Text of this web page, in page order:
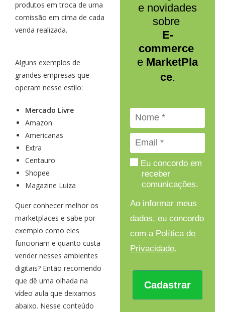
produtos em troca de uma
comissão em cima de cada
venda realizada.
Alguns exemplos de
grandes empresas que
operam nesse estilo:
Mercado Livre
Amazon
Americanas
Extra
Centauro
Shopee
Magazine Luiza
Quer conhecer melhor os
marketplaces e sabe por
exemplo como eles
funcionam e quanto custa
vender nesses ambientes
digitais? Então recomendo
que dê uma olhada na
vídeo aula que deixamos
abaixo. Nesse conteúdo
e novidades
sobre
E-
commerce
e MarketPla
ce.
Eu concordo em
receber
comunicações.
Ao informar meus
dados, eu concordo
com a Política de
Privacidade.
Cadastrar